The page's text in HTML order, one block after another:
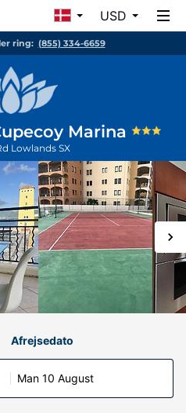
USD
ring: (855) 334-6659
Marina
Lowlands SX
Afrejsedato
Man 10 August